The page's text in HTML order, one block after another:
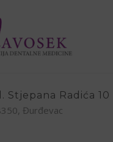
Stjepana Radića 10
Đurđevac